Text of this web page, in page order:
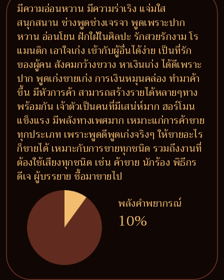
มีความอ่อนหวาน มีความร่าเริง แจ่มใส
สนุกสนาน ช่างพูดช่างเจรจา พูดเพราะปาก
หวาน อ่อนโยน ฝักใฝ่ในศิลปะ รักสวยรักงาม โร
แมนติก เอาใจเก่ง เข้ากับผู้อื่นได้ง่าย เป็นที่รัก
ของผู้คน สังคมกว้างขวาง หาเงินเก่ง ได้ดีเพราะ
ปาก พูดเก่งขายเก่ง การเงินหมุนคล่อง ทำมาค้า
ขึ้น มีหัวการค้า สามารถสร้างรายได้หลายๆทาง
พร้อมกัน เจ้าตัวเป็นคนที่มีเสน่ห์มาก ฮอร์โมน
แข็งแรง มีพลังทางเพศมาก เหมาะแก่การค้าขาย
ทุกประเภท เพราะพูดดีพูดเก่งจริงๆ ให้ขายอะไร
ก็ขายได้ เหมาะกับการขายทุกชนิด รวมถึงงานที่
ต้องใช้เสียงทุกชนิด เช่น ค้าขาย นักร้อง พิธีกร
ดีเจ ผู้บรรยาย ซื้อมาขายไป
พลังคำพยากรณ์
10%